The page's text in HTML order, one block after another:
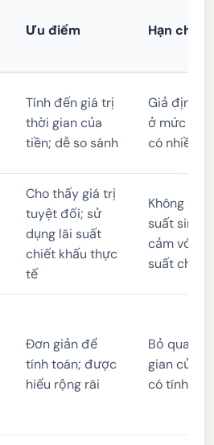
Ưu điểm Hạn chế
Tính đến giá trị
thời gian của
tiền; dễ so sánh
Giả định
ở mức
có nhiều
Cho thấy giá trị
tuyệt đối; sử
dụng lãi suất
chiết khấu thực
tế
Không
suất sinh
cảm với
suất chiết
Đơn giản để
tính toán; được
hiểu rộng rãi
Bỏ qua
gian của
có tính